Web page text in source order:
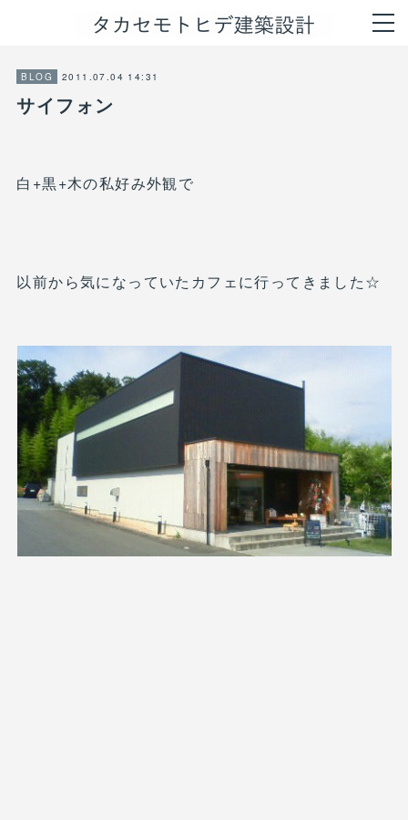
BLOG 2011.07.04 14:31
サイフォン
白+黒+木の私好み外観で
以前から気になっていたカフェに行ってきました☆